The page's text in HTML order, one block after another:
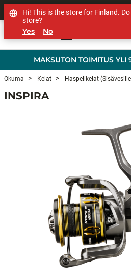
MAKSUTON TOIMITUS YLI
MUUT
Okuma Kelat Haspelikelat
INSPIRA
Hi! This is the store for Finland.
store?
Yes No